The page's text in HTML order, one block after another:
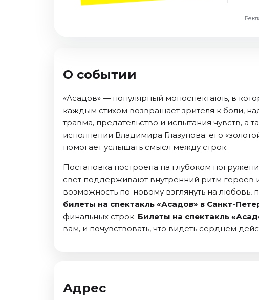
Октябрь 2026
Декабрь 2026
Декабрь 2026
Сентябрь 2026
Октябрь 2026
О событии
«Асадов» — популярный моноспектакль, в
каждым стихом возвращает зрителя к боли,
травма, предательство и испытания чувств, а
исполнении Владимира Глазунова: его
помогает услышать смысл между строк.
Постановка построена на глубоком
свет поддерживают внутренний ритм героев
возможность по-новому взглянуть на любовь,
билеты на спектакль «Асадов» в Санкт-
финальных строк. Билеты на спектакль
вам, и почувствовать, что видеть сердцем
Адрес